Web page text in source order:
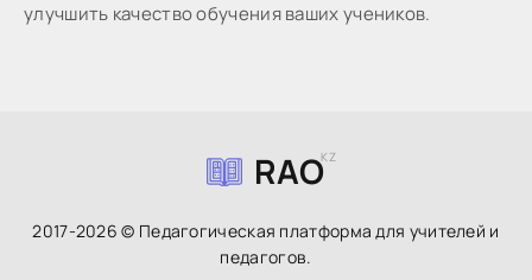
улучшить качество обучения ваших учеников.
RAOKZ
2017-2026 © Педагогическая платформа для учителей и
педагогов.